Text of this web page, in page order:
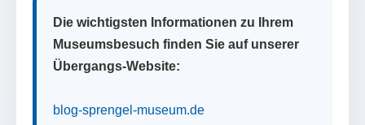
Die wichtigsten Informationen zu Ihrem
Museumsbesuch finden Sie auf unserer
Übergangs-Website:
blog-sprengel-museum.de